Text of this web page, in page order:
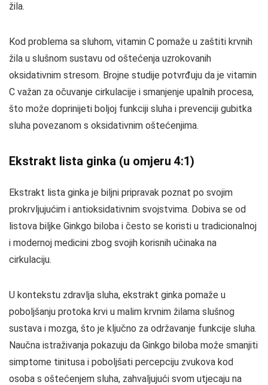
žila.
Kod problema sa sluhom, vitamin C pomaže u zaštiti krvnih
žila u slušnom sustavu od oštećenja uzrokovanih
oksidativnim stresom. Brojne studije potvrđuju da je vitamin
C važan za očuvanje cirkulacije i smanjenje upalnih procesa,
što može doprinijeti boljoj funkciji sluha i prevenciji gubitka
sluha povezanom s oksidativnim oštećenjima.
Ekstrakt lista ginka (u omjeru 4:1)
Ekstrakt lista ginka je biljni pripravak poznat po svojim
prokrvljujućim i antioksidativnim svojstvima. Dobiva se od
listova biljke Ginkgo biloba i često se koristi u tradicionalnoj
i modernoj medicini zbog svojih korisnih učinaka na
cirkulaciju.
U kontekstu zdravlja sluha, ekstrakt ginka pomaže u
poboljšanju protoka krvi u malim krvnim žilama slušnog
sustava i mozga, što je ključno za održavanje funkcije sluha.
Naučna istraživanja pokazuju da Ginkgo biloba može smanjiti
simptome tinitusa i poboljšati percepciju zvukova kod
osoba s oštećenjem sluha, zahvaljujući svom utjecaju na